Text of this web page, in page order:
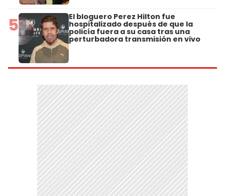
5 El bloguero Perez Hilton fue
hospitalizado después de que la
policía fuera a su casa tras una
perturbadora transmisión en vivo